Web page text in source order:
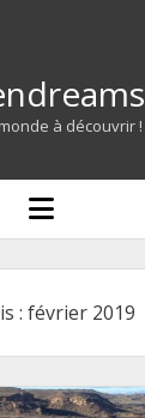
à découvrir !
open
menu
: février 2019